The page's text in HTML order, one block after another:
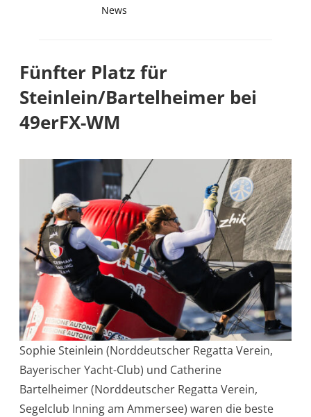
News
Fünfter Platz für
Steinlein/Bartelheimer bei
49erFX-WM
Sophie Steinlein (Norddeutscher Regatta Verein,
Bayerischer Yacht-Club) und Catherine
Bartelheimer (Norddeutscher Regatta Verein,
Segelclub Inning am Ammersee) waren die beste